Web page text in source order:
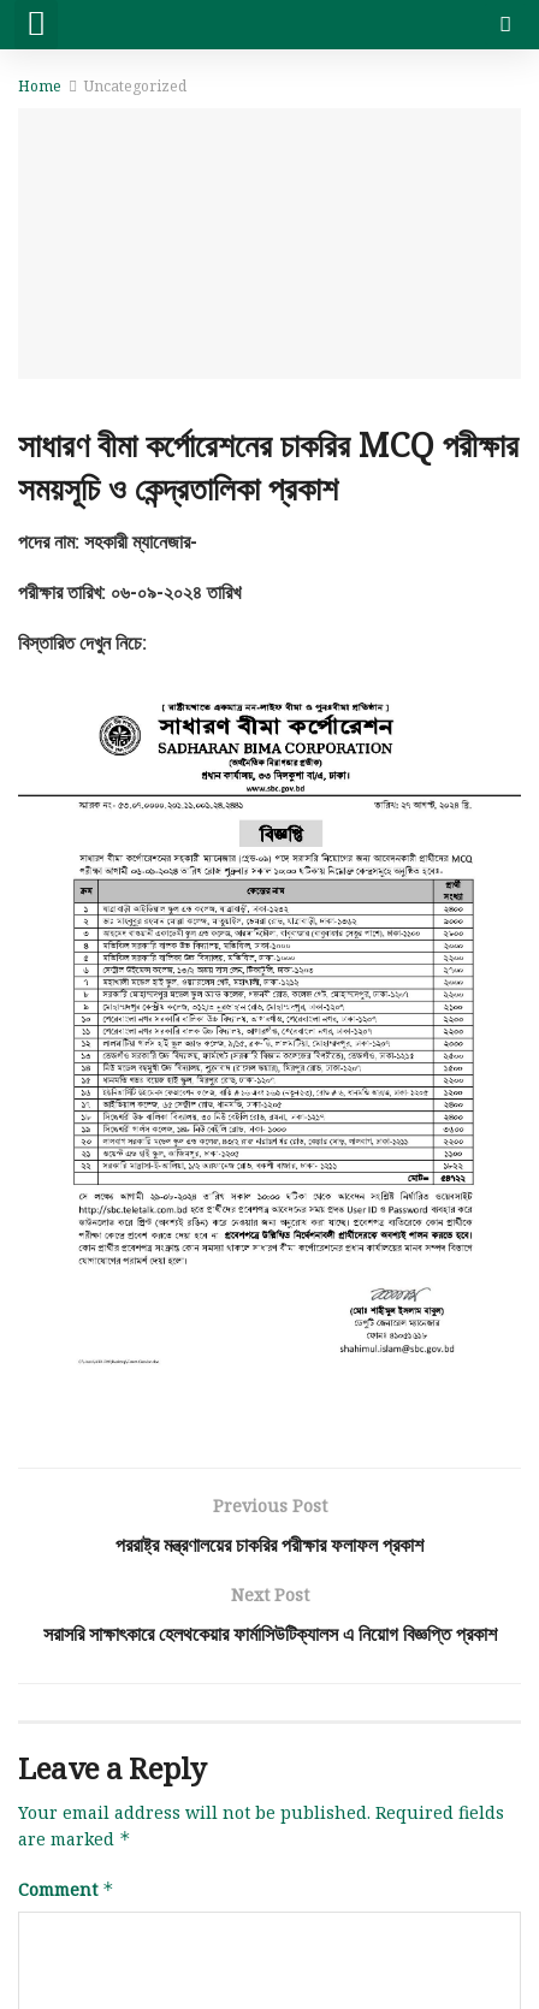
Home Uncategorized
সাধারণ বীমা কর্পোরেশনের চাকরির MCQ পরীক্ষার
সময়সূচি ও কেন্দ্রতালিকা প্রকাশ
পদের নাম: সহকারী ম্যানেজার-
পরীক্ষার তারিখ: ০৬-০৯-২০২৪ তারিখ
বিস্তারিত দেখুন নিচে:
Previous Post
পররাষ্ট্র মন্ত্রণালয়ের চাকরির পরীক্ষার ফলাফল প্রকাশ
Next Post
সরাসরি সাক্ষাৎকারে হেলথকেয়ার ফার্মাসিউটিক্যালস এ নিয়োগ বিজ্ঞপ্তি প্রকাশ
Leave a Reply
Your email address will not be published. Required fields
are marked *
Comment *